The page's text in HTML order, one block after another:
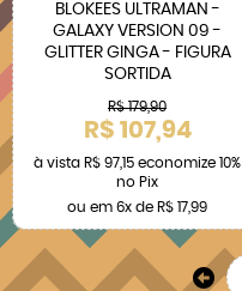
BLOKEES ULTRAMAN -
GALAXY VERSION 09 -
GLITTER GINGA - FIGURA
SORTIDA
R$ 179,90
R$ 107,94
à vista R$ 97,15 economize 10%
no Pix
ou em 6x de R$ 17,99